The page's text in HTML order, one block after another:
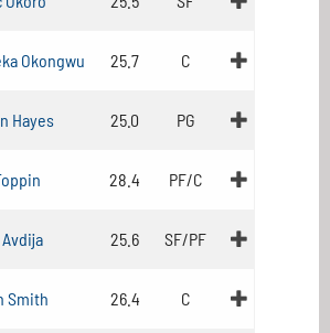
Okongwu 25.7 C
Hayes 25.0 PG
28.4 PF/C
25.6 SF/PF
Smith 26.4 C